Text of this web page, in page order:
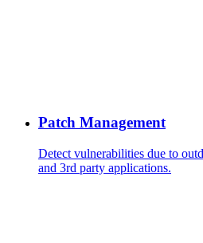
Patch Management
Detect vulnerabilities due to
and 3rd party applications.